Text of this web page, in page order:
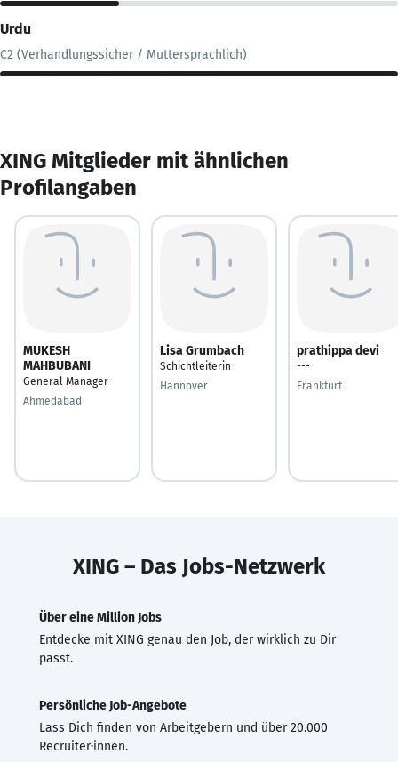
Urdu
C2 (Verhandlungssicher / Muttersprachlich)
XING Mitglieder mit ähnlichen
Profilangaben
MUKESH
MAHBUBANI
General Manager
Ahmedabad
Lisa Grumbach
Schichtleiterin
Hannover
prathippa devi
---
Frankfurt
XING – Das Jobs-Netzwerk
Über eine Million Jobs
Entdecke mit XING genau den Job, der wirklich zu Dir
passt.
Persönliche Job-Angebote
Lass Dich finden von Arbeitgebern und über 20.000
Recruiter·innen.